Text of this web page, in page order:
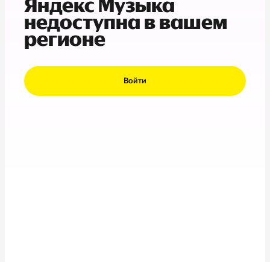
Яндекс Музыка
недоступна в вашем
регионе
Войти